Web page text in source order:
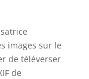
images sur le
de téléverser
de